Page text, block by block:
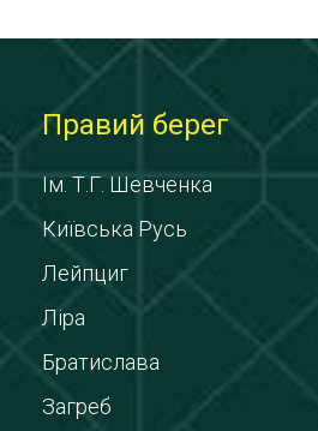
Правий берег
Ім. Т.Г. Шевченка
Київська Русь
Лейпциг
Ліра
Братислава
Загреб